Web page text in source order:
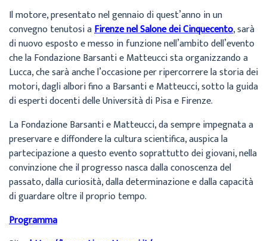
Il motore, presentato nel gennaio di quest’anno in un
convegno tenutosi aFirenze nel Salone dei Cinquecento, sarà
di nuovo esposto e messo in funzione nell’ambito dell’evento
che la Fondazione Barsanti e Matteucci sta organizzando a
Lucca, che sarà anche l’occasione per ripercorrere la storia dei
motori, dagli albori fino a Barsanti e Matteucci, sotto la guida
di esperti docenti delle Università di Pisa e Firenze.
La Fondazione Barsanti e Matteucci, da sempre impegnata a
preservare e diffondere la cultura scientifica, auspica la
partecipazione a questo evento soprattutto dei giovani, nella
convinzione che il progresso nasca dalla conoscenza del
passato, dalla curiosità, dalla determinazione e dalla capacità
di guardare oltre il proprio tempo.
Programma